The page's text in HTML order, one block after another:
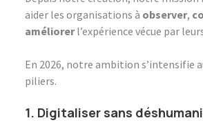
aider les organisations à observer,
améliorerl’expérience vécue par
En 2026, notre ambition s’intensifie
piliers.
1. Digitaliser sans